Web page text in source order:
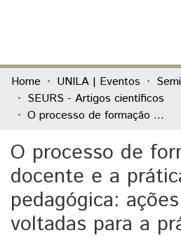
Communities & Collections
All of DSpace
Home UNILA | Eventos
SEURS - Artigos científicos
O processo de formação docente e a prática pedagógica: ações de extensão voltadas para a práxis
O processo de
docente e a
pedagógica:
voltadas para a